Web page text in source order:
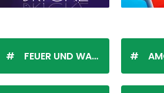
FEUER UND WASSER